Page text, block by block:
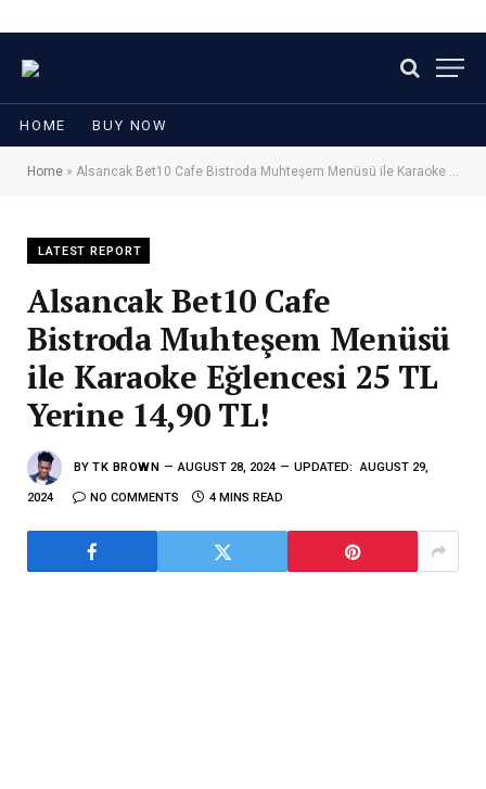
HOME BUY NOW
Home » Alsancak Bet10 Cafe Bistroda Muhteşem Menüsü ile Karaoke Eğlencesi 25 TL Yerine 14,90 TL!
LATEST REPORT
Alsancak Bet10 Cafe
Bistroda Muhteşem Menüsü
ile Karaoke Eğlencesi 25 TL
Yerine 14,90 TL!
BY TK BROWN AUGUST 28, 2024 UPDATED: AUGUST 29,
2024 NO COMMENTS 4 MINS READ